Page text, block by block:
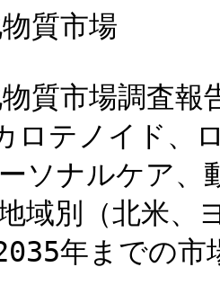
質市場
質市場調査
ロテノイド、
ソナルケア、
域別（北米、
年までの市